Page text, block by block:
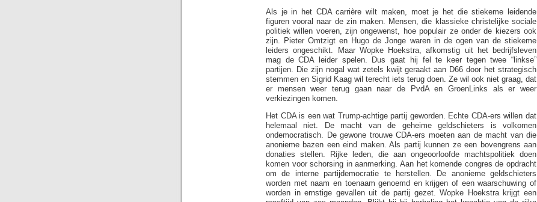
Als je in het CDA carrière wilt maken, moet je het die stiekeme leidende
figuren vooral naar de zin maken. Mensen, die klassieke christelijke sociale
politiek willen voeren, zijn ongewenst, hoe populair ze onder de kiezers ook
zijn. Pieter Omtzigt en Hugo de Jonge waren in de ogen van de stiekeme
leiders ongeschikt. Maar Wopke Hoekstra, afkomstig uit het bedrijfsleven
mag de CDA leider spelen. Dus gaat hij fel te keer tegen twee “linkse”
partijen. Die zijn nogal wat zetels kwijt geraakt aan D66 door het strategisch
stemmen en Sigrid Kaag wil terecht iets terug doen. Ze wil ook niet graag, dat
er mensen weer terug gaan naar de PvdA en GroenLinks als er weer
verkiezingen komen.
Het CDA is een wat Trump-achtige partij geworden. Echte CDA-ers willen dat
helemaal niet. De macht van de geheime geldschieters is volkomen
ondemocratisch. De gewone trouwe CDA-ers moeten aan de macht van die
anonieme bazen een eind maken. Als partij kunnen ze een bovengrens aan
donaties stellen. Rijke leden, die aan ongeoorloofde machtspolitiek doen
komen voor schorsing in aanmerking. Aan het komende congres de opdracht
om de interne partijdemocratie te herstellen. De anonieme geldschieters
worden met naam en toenaam genoemd en krijgen of een waarschuwing of
worden in ernstige gevallen uit de partij gezet. Wopke Hoekstra krijgt een